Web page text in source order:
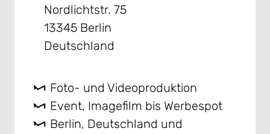
Nordlichtstr. 75
13345 Berlin
Deutschland
Foto- und Videoproduktion
Event, Imagefilm bis Werbespot
Berlin, Deutschland und